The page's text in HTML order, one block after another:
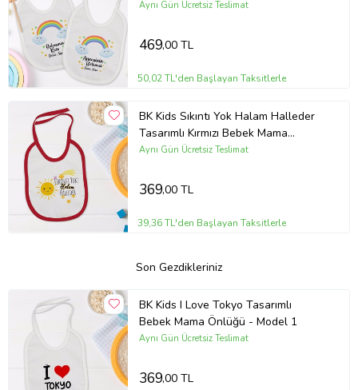
Aynı Gün Ücretsiz Teslimat
469,00 TL
50,02 TL'den Başlayan Taksitlerle
BK Kids Sıkıntı Yok Halam Halleder
Tasarımlı Kırmızı Bebek Mama
Önlüğü-1
Aynı Gün Ücretsiz Teslimat
369,00 TL
39,36 TL'den Başlayan Taksitlerle
Son Gezdikleriniz
BK Kids I Love Tokyo Tasarımlı
Bebek Mama Önlüğü - Model 1
Aynı Gün Ücretsiz Teslimat
369,00 TL